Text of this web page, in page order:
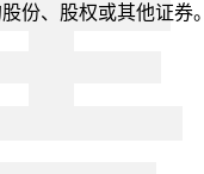
份、股权或其他证券。